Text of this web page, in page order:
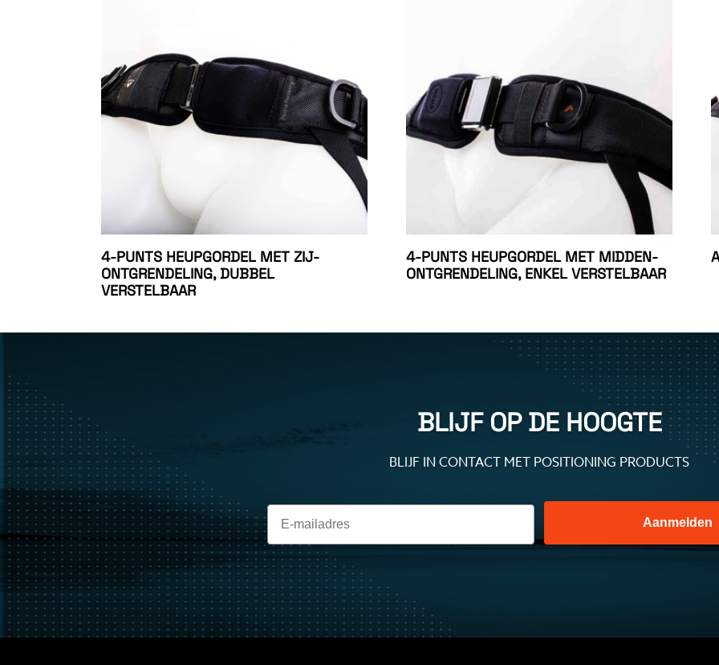
4-PUNTS HEUPGORDEL MET ZIJ-
ONTGRENDELING, DUBBEL
VERSTELBAAR
4-PUNTS HEUPGORDEL MET MIDDEN-
ONTGRENDELING, ENKEL VERSTELBAAR
BLIJF OP DE HOOGTE
BLIJF IN CONTACT MET POSITIONING PRODUCTS
Aanmelden